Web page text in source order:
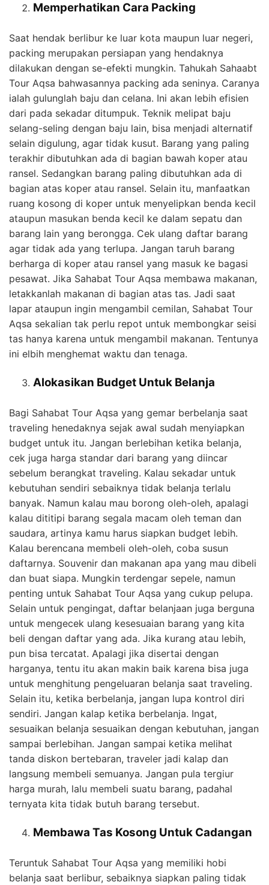
Memperhatikan Cara Packing
Saat hendak berlibur ke luar kota maupun luar negeri,
packing merupakan persiapan yang hendaknya
dilakukan dengan se-efekti mungkin. Tahukah Sahaabt
Tour Aqsa bahwasannya packing ada seninya. Caranya
ialah gulunglah baju dan celana. Ini akan lebih efisien
dari pada sekadar ditumpuk. Teknik melipat baju
selang-seling dengan baju lain, bisa menjadi alternatif
selain digulung, agar tidak kusut. Barang yang paling
terakhir dibutuhkan ada di bagian bawah koper atau
ransel. Sedangkan barang paling dibutuhkan ada di
bagian atas koper atau ransel. Selain itu, manfaatkan
ruang kosong di koper untuk menyelipkan benda kecil
ataupun masukan benda kecil ke dalam sepatu dan
barang lain yang berongga. Cek ulang daftar barang
agar tidak ada yang terlupa. Jangan taruh barang
berharga di koper atau ransel yang masuk ke bagasi
pesawat. Jika Sahabat Tour Aqsa membawa makanan,
letakkanlah makanan di bagian atas tas. Jadi saat
lapar ataupun ingin mengambil cemilan, Sahabat Tour
Aqsa sekalian tak perlu repot untuk membongkar seisi
tas hanya karena untuk mengambil makanan. Tentunya
ini elbih menghemat waktu dan tenaga.
Alokasikan Budget Untuk Belanja
Bagi Sahabat Tour Aqsa yang gemar berbelanja saat
traveling henedaknya sejak awal sudah menyiapkan
budget untuk itu. Jangan berlebihan ketika belanja,
cek juga harga standar dari barang yang diincar
sebelum berangkat traveling. Kalau sekadar untuk
kebutuhan sendiri sebaiknya tidak belanja terlalu
banyak. Namun kalau mau borong oleh-oleh, apalagi
kalau dititipi barang segala macam oleh teman dan
saudara, artinya kamu harus siapkan budget lebih.
Kalau berencana membeli oleh-oleh, coba susun
daftarnya. Souvenir dan makanan apa yang mau dibeli
dan buat siapa. Mungkin terdengar sepele, namun
penting untuk Sahabat Tour Aqsa yang cukup pelupa.
Selain untuk pengingat, daftar belanjaan juga berguna
untuk mengecek ulang kesesuaian barang yang kita
beli dengan daftar yang ada. Jika kurang atau lebih,
pun bisa tercatat. Apalagi jika disertai dengan
harganya, tentu itu akan makin baik karena bisa juga
untuk menghitung pengeluaran belanja saat traveling.
Selain itu, ketika berbelanja, jangan lupa kontrol diri
sendiri. Jangan kalap ketika berbelanja. Ingat,
sesuaikan belanja sesuaikan dengan kebutuhan, jangan
sampai berlebihan. Jangan sampai ketika melihat
tanda diskon bertebaran, traveler jadi kalap dan
langsung membeli semuanya. Jangan pula tergiur
harga murah, lalu membeli suatu barang, padahal
ternyata kita tidak butuh barang tersebut.
Membawa Tas Kosong Untuk Cadangan
Teruntuk Sahabat Tour Aqsa yang memiliki hobi
belanja saat berlibur, sebaiknya siapkan paling tidak